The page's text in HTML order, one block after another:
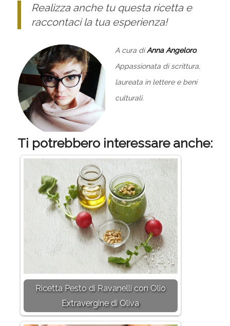
Realizza anche tu questa ricetta e
raccontaci la tua esperienza!
A cura diAnna Angeloro.
Appassionata di scrittura,
laureata in lettere e beni
culturali.
Ti potrebbero interessare anche:
Ricetta Pesto di Ravanelli con Olio
Extravergine di Oliva